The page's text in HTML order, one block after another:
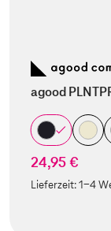
agood
24,95 €
Lieferzeit:1-4